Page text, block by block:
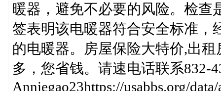
暖器，避免不必要的风险。检查
签表明该电暖器符合安全标准，
的电暖器。房屋保险大特价,出
多，您省钱。请速电话联系832-
Anniegao23https://usabbs.org/